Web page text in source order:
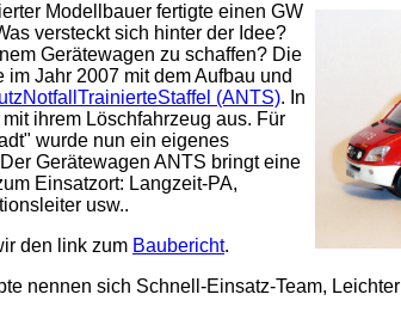
Modellbauer fertigte einen GW
versteckt sich hinter der Idee?
Gerätewagen zu schaffen? Die
im Jahr 2007 mit dem Aufbau und
(ANTS). In
ihrem Löschfahrzeug aus. Für
wurde nun ein eigenes
Gerätewagen ANTS bringt eine
Einsatzort: Langzeit-PA,
usw..
den link zum Baubericht.
nennen sich Schnell-Einsatz-Team,